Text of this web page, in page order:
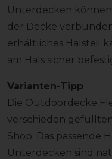
Unterdecken
der Decke
erhältliches Halsteil
am Hals sicher
Varianten-Tipp
Die Outdoordecke
verschieden
Shop. Das passende
Unterdecken sind